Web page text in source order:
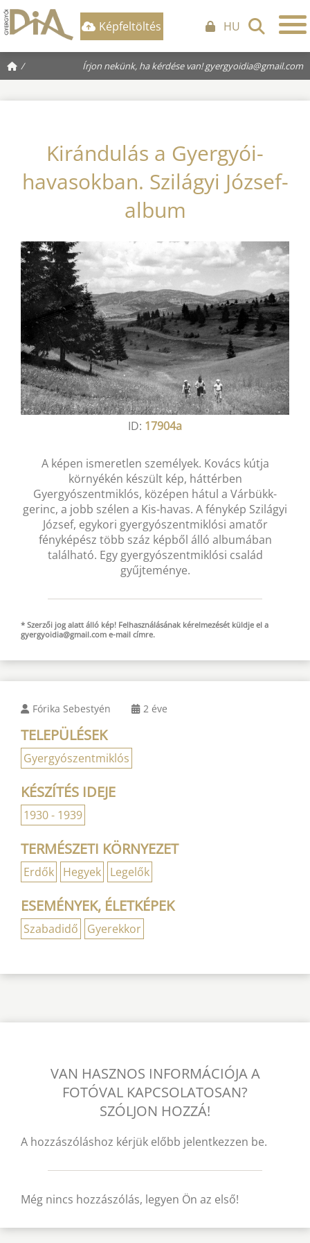
Képfeltöltés HU
/ Írjon nekünk, ha kérdése van!gyergyoidia@gmail.com
Kirándulás a Gyergyói-
havasokban. Szilágyi József-
album
ID: 17904a
A képen ismeretlen személyek. Kovács kútja
környékén készült kép, háttérben
Gyergyószentmiklós, középen hátul a Várbükk-
gerinc, a jobb szélen a Kis-havas. A fénykép Szilágyi
József, egykori gyergyószentmiklósi amatőr
fényképész több száz képből álló albumában
található. Egy gyergyószentmiklósi család
gyűjteménye.
* Szerzői jog alatt álló kép! Felhasználásának kérelmezését küldje el a
gyergyoidia@gmail.com e-mail címre.
Fórika Sebestyén 2 éve
TELEPÜLÉSEK
Gyergyószentmiklós
KÉSZÍTÉS IDEJE
1930 - 1939
TERMÉSZETI KÖRNYEZET
Erdők Hegyek Legelők
ESEMÉNYEK, ÉLETKÉPEK
Szabadidő Gyerekkor
VAN HASZNOS INFORMÁCIÓJA A
FOTÓVAL KAPCSOLATOSAN?
SZÓLJON HOZZÁ!
A hozzászóláshoz kérjük előbb jelentkezzen be.
Még nincs hozzászólás, legyen Ön az első!